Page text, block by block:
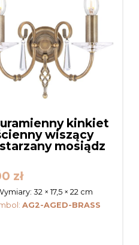
kinkiet
wiszący
mosiądz
zł
32 × 17,5 × 22 cm
AG2-AGED-BRASS